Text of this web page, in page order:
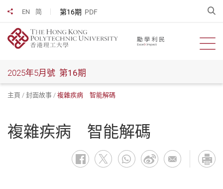
EN 简 第16期 PDF
分享到
開
2025年5月號 第16期
主頁 封面故事 複雜疾病 智能解碼
複雜疾病 智能解碼